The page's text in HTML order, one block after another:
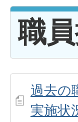
職
過去の
実施状